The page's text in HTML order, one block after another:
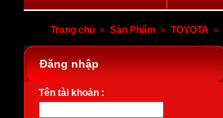
Trang chủ » Sản Phẩm » TOYOTA »
Đăng nhập
Tên tài khoản :